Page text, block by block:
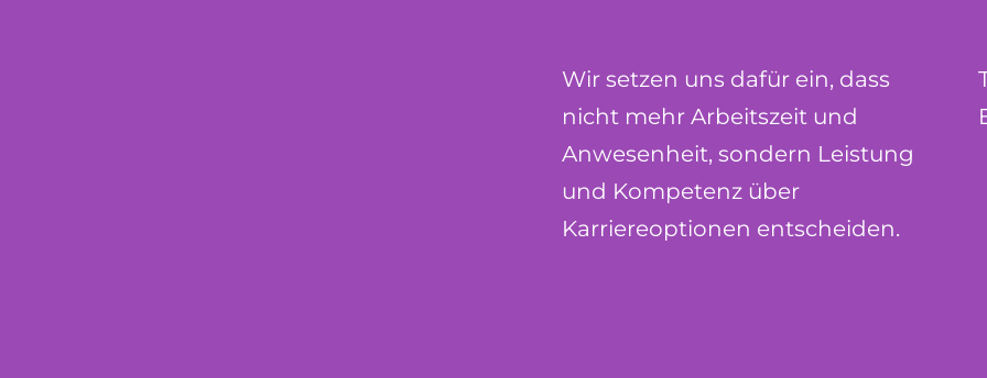
Wir setzen uns dafür ein, dass
nicht mehr Arbeitszeit und
Anwesenheit, sondern Leistung
und Kompetenz über
Karriereoptionen entscheiden.